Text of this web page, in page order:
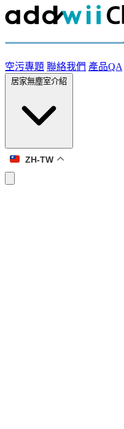
空污專題 聯絡我們 產品QA
居家無塵室介紹
ZH-TW